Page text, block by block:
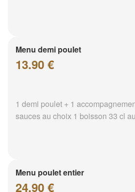
Menu demi poulet
13.90 €
1 demi poulet + 1
sauces au choix 1 boisson 33 cl
Menu poulet entier
24.90 €